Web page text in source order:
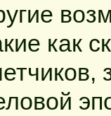
как